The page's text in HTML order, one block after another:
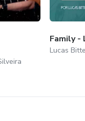
Family -
Lucas